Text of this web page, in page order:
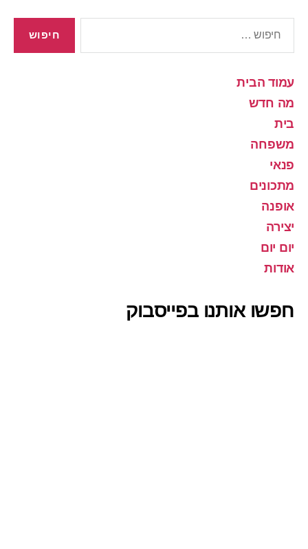
עמוד הבית
מה חדש
בית
משפחה
פנאי
מתכונים
אופנה
יצירה
יום יום
אודות
חפשו אותנו בפייסבוק